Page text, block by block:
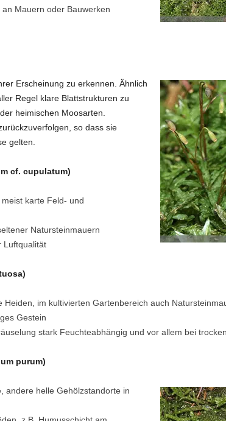
Mauern oder Bauwerken
Erscheinung zu erkennen. Ähnlich
Regel klare Blattstrukturen zu
heimischen Moosarten.
so dass sie
gelten.
cf. cupulatum)
karte Feld- und
Natursteinmauern
Luftqualität
Heiden, im kultivierten Gartenbereich auch
Gestein
stark Feuchteabhängig und vor allem bei
purum)
andere helle Gehölzstandorte in